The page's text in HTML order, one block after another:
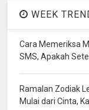
WEEK
Cara Memeriksa
SMS, Apakah
Ramalan Zodiak
Mulai dari Cinta,